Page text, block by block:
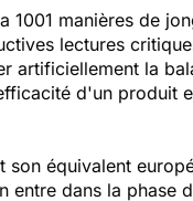
1001 manières de
lectures
artificiellement la
d'un produit
son équivalent
entre dans la